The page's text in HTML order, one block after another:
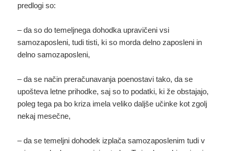
predlogi so:
– da so do temeljnega dohodka upravičeni vsi
samozaposleni, tudi tisti, ki so morda delno zaposleni in
delno samozaposleni,
– da se način preračunavanja poenostavi tako, da se
upošteva letne prihodke, saj so to podatki, ki že obstajajo,
poleg tega pa bo kriza imela veliko daljše učinke kot zgolj
nekaj mesečne,
– da se temeljni dohodek izplača samozaposlenim tudi v